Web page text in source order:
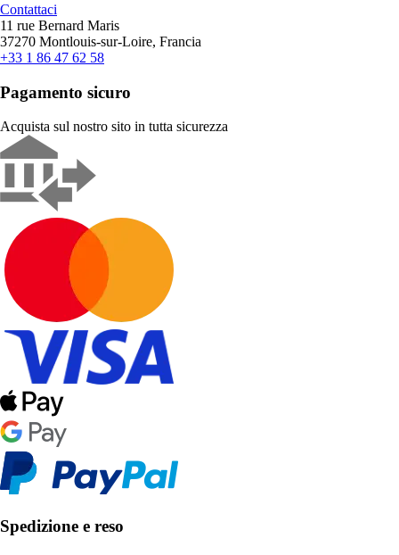
Contattaci
11 rue Bernard Maris
37270 Montlouis-sur-Loire, Francia
+33 1 86 47 62 58
Pagamento sicuro
Acquista sul nostro sito in tutta sicurezza
Spedizione e reso